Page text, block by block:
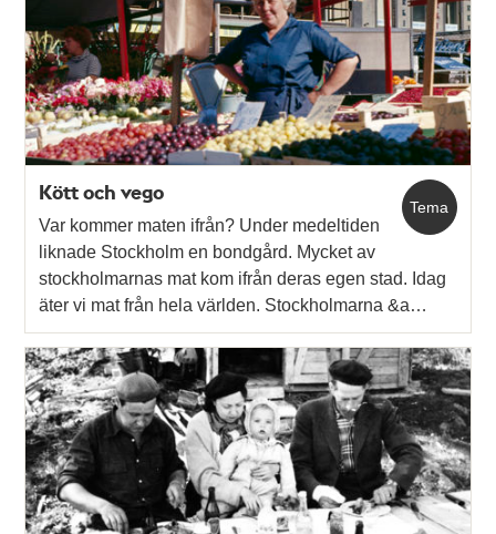
Tema
Kött och vego
Var kommer maten ifrån? Under medeltiden
liknade Stockholm en bondgård. Mycket av
stockholmarnas mat kom ifrån deras egen stad. Idag
äter vi mat från hela världen. Stockholmarna &a…